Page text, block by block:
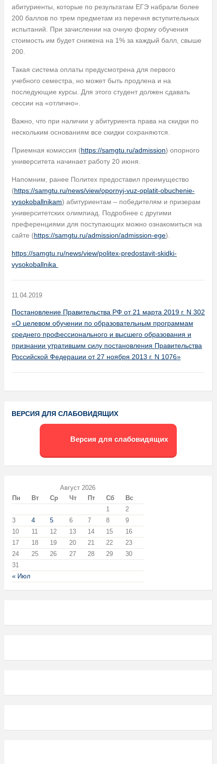
абитуриенты, которые по результатам ЕГЭ набрали более
200 баллов по трем предметам из перечня вступительных
испытаний. При зачислении на очную форму обучения
стоимость им будет снижена на 1% за каждый балл, свыше
200.
Такая система оплаты предусмотрена для первого
учебного семестра, но может быть продлена и на
последующие курсы. Для этого студент должен сдавать
сессии на «отлично».
Важно, что при наличии у абитуриента права на скидки по
нескольким основаниям все скидки сохраняются.
Приемная комиссия (https://samgtu.ru/admission) опорного
университета начинает работу 20 июня.
Напомним, ранее Политех предоставил преимущество
(https://samgtu.ru/news/view/opornyj-vuz-oplatit-obuchenie-
vysokoballnikam) абитуриентам – победителям и призерам
университетских олимпиад. Подробнее с другими
преференциями для поступающих можно ознакомиться на
сайте (https://samgtu.ru/admission/admission-ege).
https://samgtu.ru/news/view/politex-predostavit-skidki-
vysokoballnika
11.04.2019
Постановление Правительства РФ от 21 марта 2019 г. N 302
«О целевом обучении по образовательным программам
среднего профессионального и высшего образования и
признании утратившим силу постановления Правительства
Российской Федерации от 27 ноября 2013 г. N 1076»
ВЕРСИЯ ДЛЯ СЛАБОВИДЯЩИХ
Версия для слабовидящих
Август 2026
Пн
Вт Ср Чт Пт Сб Вс
« Июл
1
2
3
4 5 6 7 8
9
10
11 12 13 14 15
16
17
18 19 20 21 22
23
24
25 26 27 28 29
30
31